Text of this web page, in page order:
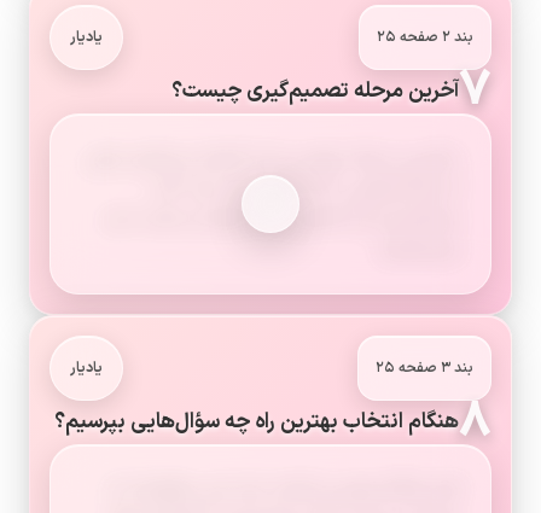
بند ۲ صفحه ۲۵ یادیار
۷آخرین مرحله تصمیم‌گیری چیست؟
آن انتخاب‌هایی را که نتایج بدی دارند کنار
می‌گذاریم و آن انتخابی را که نتیجه ی مثبت دارد،
بند ۳ صفحه ۲۵ یادیار
۸هنگام انتخاب بهترین راه چه سؤال‌هایی بپرسیم؟